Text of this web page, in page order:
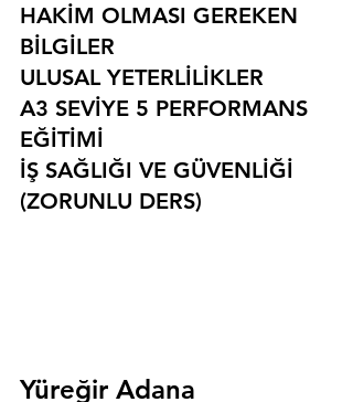
HAKİM OLMASI GEREKEN
BİLGİLER
ULUSAL YETERLİLİKLER
A3 SEVİYE 5 PERFORMANS
EĞİTİMİ
İŞ SAĞLIĞI VE GÜVENLİĞİ
(ZORUNLU DERS)
Yüreğir Adana